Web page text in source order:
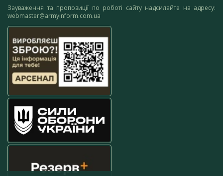
Зауваження та пропозиції по роботі сайту надсилайте на адресу:
webmaster@armyinform.com.ua